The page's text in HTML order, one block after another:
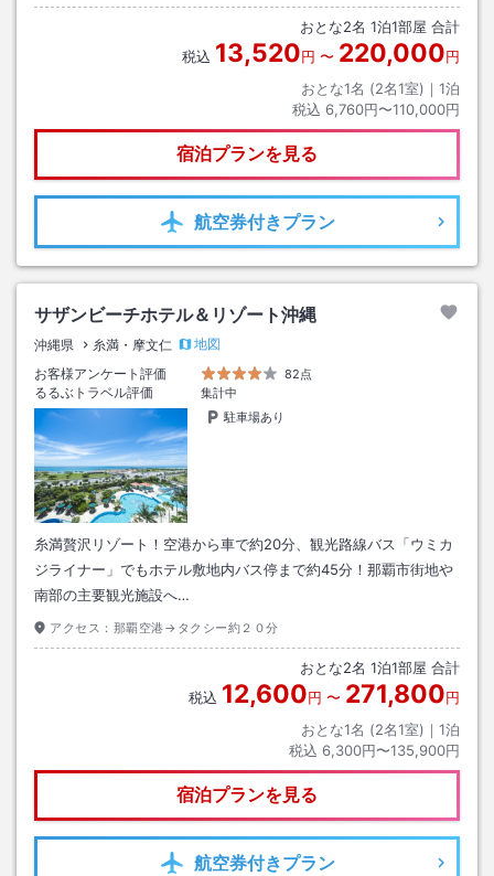
車→徒歩約０分 【沖縄エアポートシャトル】那覇空港→約１１０分・かり
おとな2名 1泊1部屋 合計
税込 13,520円 〜 220,000円
おとな1名 (2名1室)｜ 1泊
税込 6,760円〜110,000円
宿泊プランを見る
航空券付きプラン
サザンビーチホテル＆リゾート沖縄
沖縄県 糸満・摩文仁
地図
お客様アンケート評価
82点
るるぶトラベル評価
集計中
駐車場あり
糸満贅沢リゾート！空港から車で約20分、観光路線バス「ウミカ
ジライナー」でもホテル敷地内バス停まで約45分！那覇市街地や
南部の主要観光施設へ…
アクセス： 那覇空港→タクシー約２０分
おとな2名 1泊1部屋 合計
税込 12,600円 〜 271,800円
おとな1名 (2名1室)｜ 1泊
税込 6,300円〜135,900円
宿泊プランを見る
航空券付きプラン